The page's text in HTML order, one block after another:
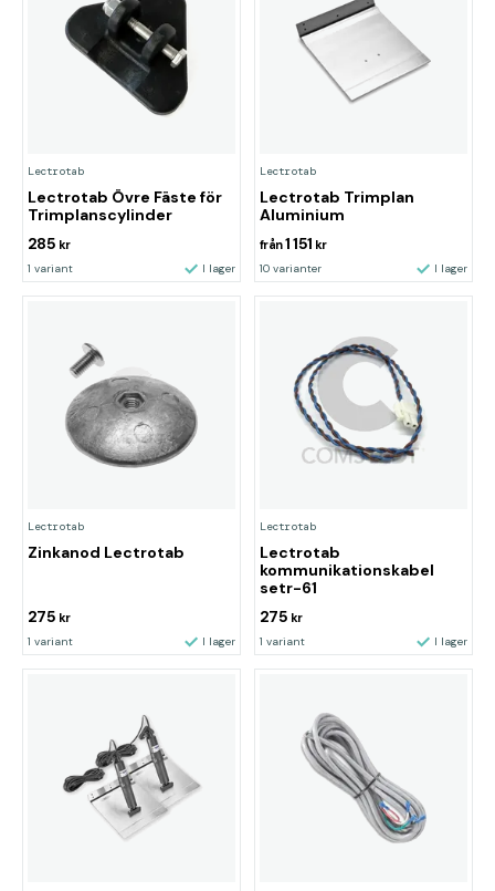
Lectrotab
Lectrotab Övre Fäste för
Trimplanscylinder
285 kr
1 variant I lager
Lectrotab
Lectrotab Trimplan
Aluminium
från1 151 kr
10 varianter I lager
Lectrotab
Zinkanod Lectrotab
275 kr
1 variant I lager
Lectrotab
Lectrotab
kommunikationskabel
setr-61
275 kr
1 variant I lager